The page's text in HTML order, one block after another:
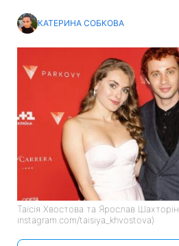
КАТЕРИНА СОБКОВА
Таїсія Хвостова та Ярослав
instagram.com/taisiya_khvostova)